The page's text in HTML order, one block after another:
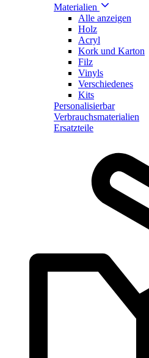
Materialien
Alle anzeigen
Holz
Acryl
Kork und Karton
Filz
Vinyls
Verschiedenes
Kits
Personalisierbar
Verbrauchsmaterialien
Ersatzteile